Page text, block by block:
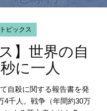
ピックス
】世界の自
に一人
自殺に関する報告書を発
4千人。戦争（年間約30万